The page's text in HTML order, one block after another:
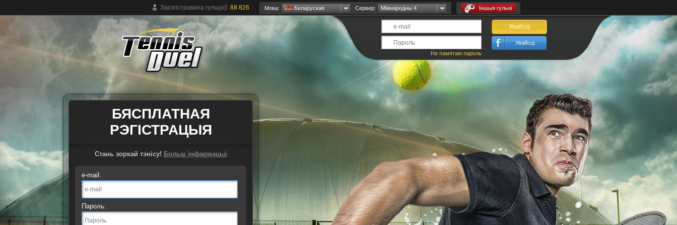
Зарэгістравана гульцоў: 88 826 Мова: Беларуская Сервер: Міжнародны 4 Іншыя гульні
Не памятаю пароль
Увайсці
Увайсці
БЯСПЛАТНАЯ
РЭГІСТРАЦЫЯ
Стань зоркай тэнісу! Больш інфармацыі
e-mail:
Пароль: